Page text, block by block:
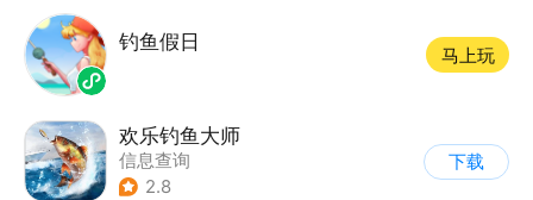
钓鱼假日
马上玩
欢乐钓鱼大师
信息查询
2.8
下载